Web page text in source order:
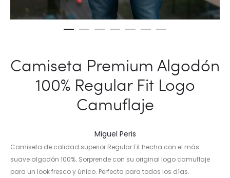
Camiseta Premium Algodón
100% Regular Fit Logo
Camuflaje
Miguel Peris
Camiseta de calidad superior Regular Fit hecha con el más
suave algodón 100%. Sorprende con su original logo camuflaje
para un look fresco y único. Perfecta para todos los días.